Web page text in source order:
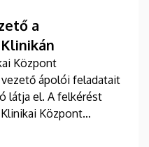
a
Központ
ápolói feladatait
látja el. A felkérést
Központ
ápolási és